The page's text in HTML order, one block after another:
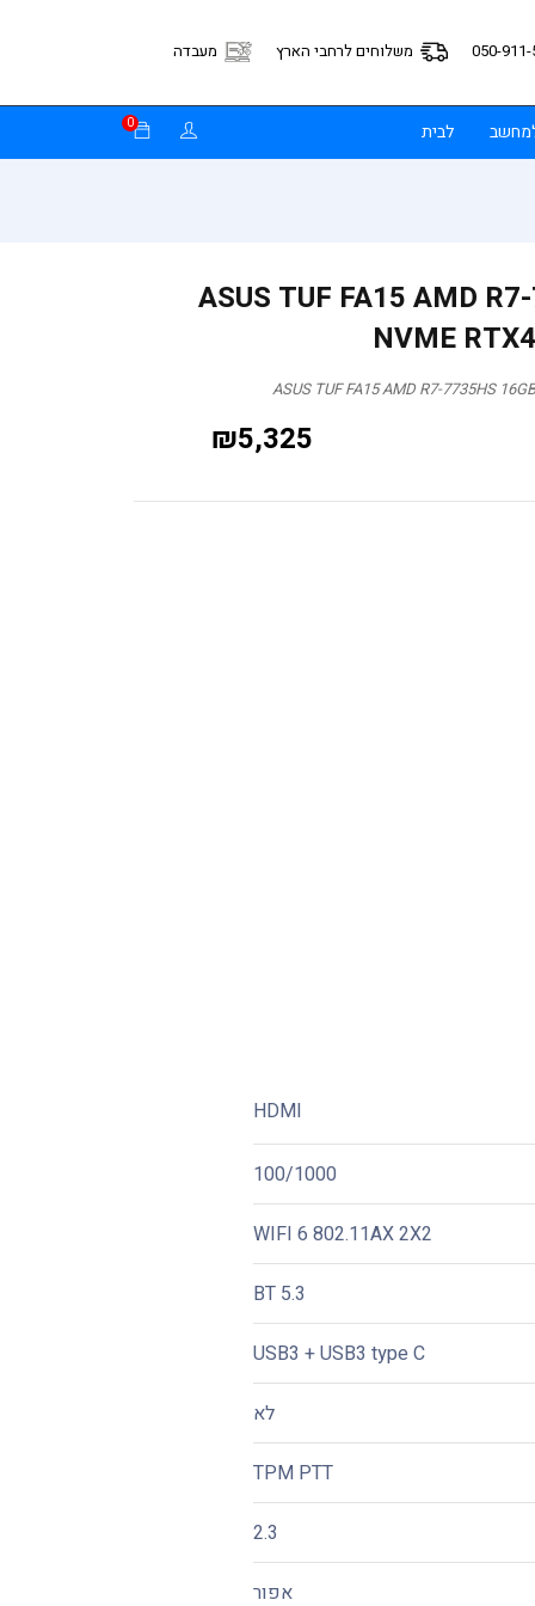
050- משלוחים לרחבי הארץ מעבדה
לבית 0
ASUS TUF FA15 AMD
NVME
ASUS TUF FA15 AMD R7-7735HS
₪5,325
HDMI
100/1000
WIFI 6 802.11AX 2X2
BT 5.3
USB3 + USB3 type C
לא
TPM PTT
2.3
אפור